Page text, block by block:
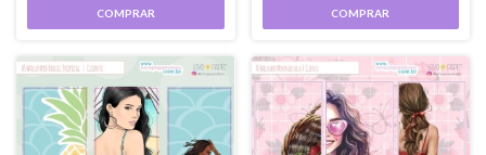
COMPRAR COMPRAR